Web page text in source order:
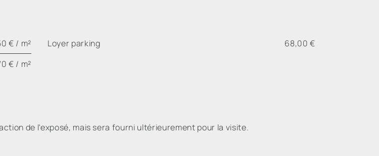
€ / m²
€ / m²
Loyer parking 68,00 €
de l'exposé, mais sera fourni ultérieurement pour la visite.